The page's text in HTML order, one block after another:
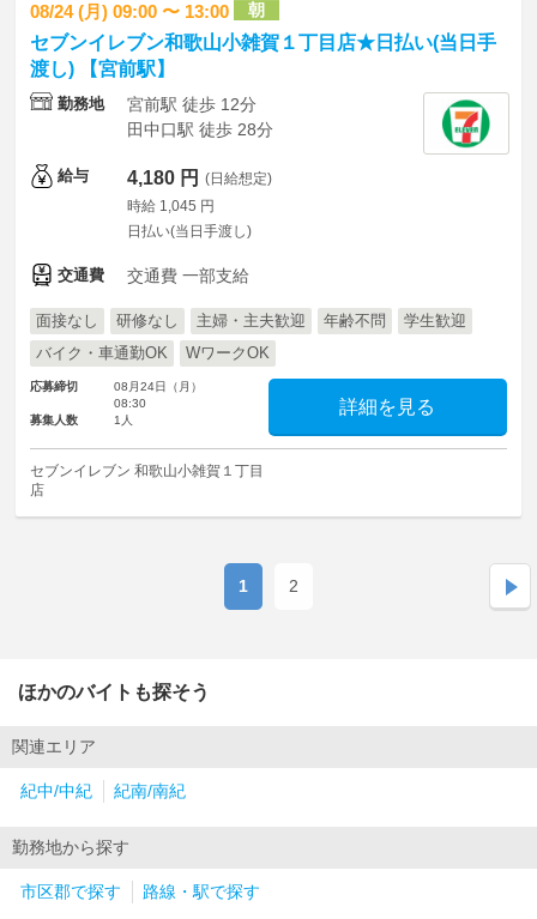
08/24 (月) 09:00 〜 13:00 朝
セブンイレブン和歌山小雑賀１丁目店★日払い(当日手
渡し) 【宮前駅】
勤務地
宮前駅 徒歩 12分
田中口駅 徒歩 28分
給与 4,180 円 (日給想定)
時給 1,045 円
日払い(当日手渡し)
交通費 交通費 一部支給
面接なし 研修なし 主婦・主夫歓迎 年齢不問
学生歓迎
バイク・車通勤OK
WワークOK
応募締切
08月24日（月）
08:30
募集人数
1人
詳細を見る
セブンイレブン 和歌山小雑賀１丁目
店
1 2
ほかのバイトも探そう
関連エリア
紀中/中紀 紀南/南紀
勤務地から探す
市区郡で探す 路線・駅で探す